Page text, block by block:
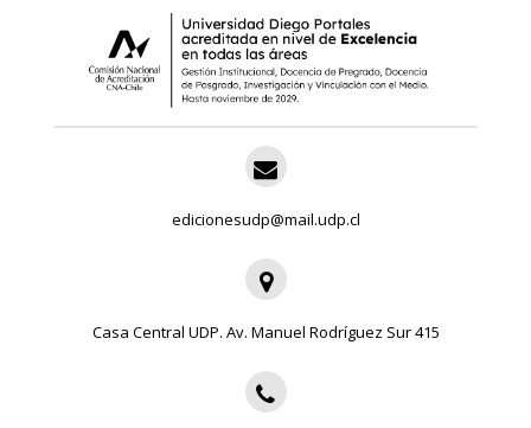
edicionesudp@mail.udp.cl
Casa Central UDP. Av. Manuel Rodríguez Sur 415